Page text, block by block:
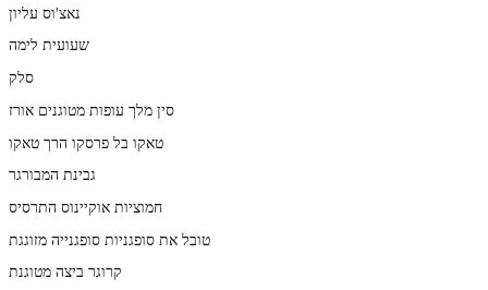
נאצ'וס עליון
שעועית לימה
סלק
סין מלך עופות מטוגנים אורז
טאקו בל פרסקו הרך טאקו
גבינת המבורגר
חמוציות אוקיינוס התרסיס
טובל את סופגניות סופגנייה מזוגגת
קרוגר ביצה מטוגנת